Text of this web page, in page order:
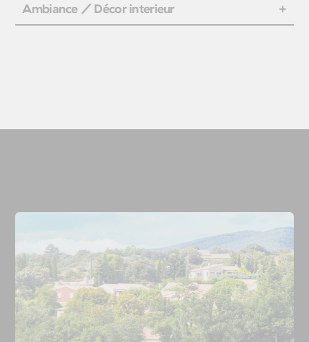
Ambiance / Décor interieur